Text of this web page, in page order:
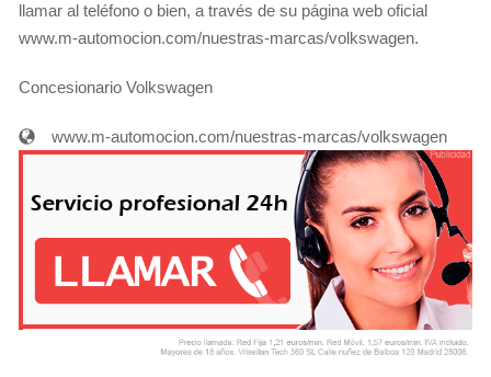
llamar al teléfono o bien, a través de su página web oficial
www.m-automocion.com/nuestras-marcas/volkswagen.
Concesionario Volkswagen
www.m-automocion.com/nuestras-marcas/volkswagen